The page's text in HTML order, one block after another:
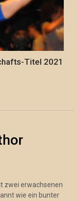
Titel 2021
zwei erwachsenen
wie ein bunter